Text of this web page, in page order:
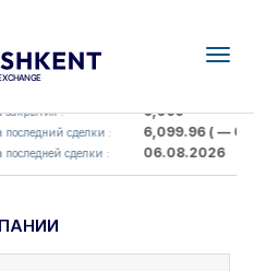
(<O'zmetkombinat> AJ)
: 6,099
сделки : 6,099.96( — 0.0 )
сделки : 06.08.2026